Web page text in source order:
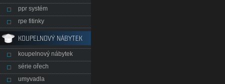
ppr systém
rpe fitinky
KOUPELNOVÝ NÁBYTEK
koupelnový nábytek
série ořech
umyvadla